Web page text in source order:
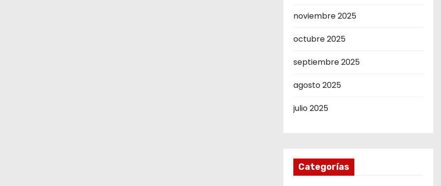
noviembre 2025
octubre 2025
septiembre 2025
agosto 2025
julio 2025
Categorías